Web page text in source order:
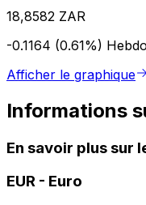
18,8582 ZAR
-0.1164 (0.61%)
Afficher le graphique
Informations
En savoir plus sur
EUR - Euro